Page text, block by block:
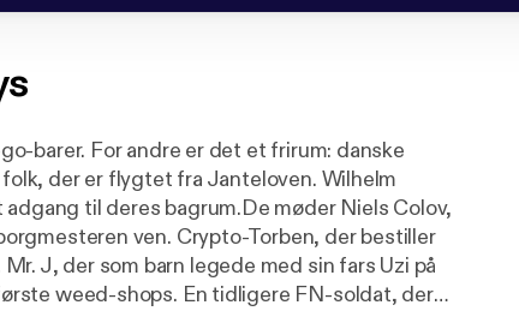
barer. For andre er det et frirum: danske
der er flygtet fra Janteloven. Wilhelm
til deres bagrum.De møder Niels Colov,
ven. Crypto-Torben, der bestiller
J, der som barn legede med sin fars Uzi på
weed-shops. En tidligere FN-soldat, der